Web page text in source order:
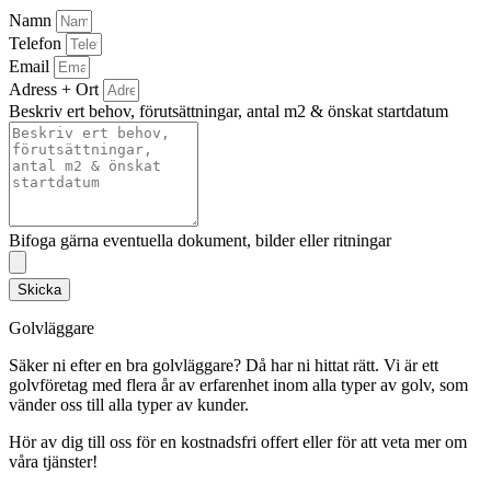
Namn
Telefon
Email
Adress + Ort
Beskriv ert behov, förutsättningar, antal m2 & önskat startdatum
Bifoga gärna eventuella dokument, bilder eller ritningar
Skicka
Golvläggare
Säker ni efter en bra golvläggare? Då har ni hittat rätt. Vi är ett
golvföretag med flera år av erfarenhet inom alla typer av golv, som
vänder oss till alla typer av kunder.
Hör av dig till oss för en kostnadsfri offert eller för att veta mer om
våra tjänster!